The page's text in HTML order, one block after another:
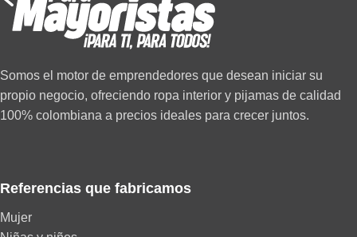
Somos el motor de emprendedores que desean iniciar su
propio negocio, ofreciendo ropa interior y pijamas de calidad
100% colombiana a precios ideales para crecer juntos.
Referencias que fabricamos
Mujer